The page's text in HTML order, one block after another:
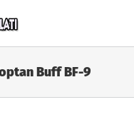
Buff BF-9